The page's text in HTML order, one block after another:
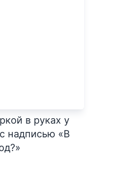
в руках у
надписью «В